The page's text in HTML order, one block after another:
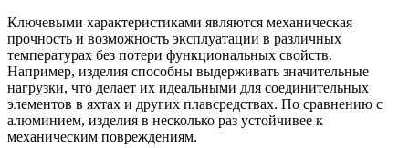
Ключевыми характеристиками являются механическая
прочность и возможность эксплуатации в различных
температурах без потери функциональных свойств.
Например, изделия способны выдерживать значительные
нагрузки, что делает их идеальными для соединительных
элементов в яхтах и других плавсредствах. По сравнению с
алюминием, изделия в несколько раз устойчивее к
механическим повреждениям.